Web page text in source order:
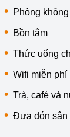
Phòng
Bồn tắm
Thức uống
Wifi miễn phí
Trà, café và
Đưa đón sân